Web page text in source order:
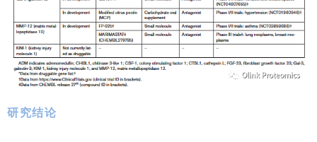
研究结论